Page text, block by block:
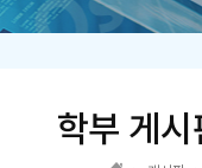
학부 게시